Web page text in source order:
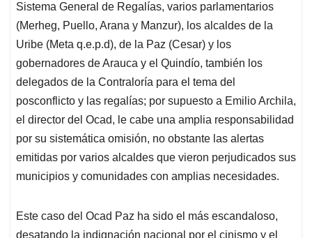
Sistema General de Regalías, varios parlamentarios
(Merheg, Puello, Arana y Manzur), los alcaldes de la
Uribe (Meta q.e.p.d), de la Paz (Cesar) y los
gobernadores de Arauca y el Quindío, también los
delegados de la Contraloría para el tema del
posconflicto y las regalías; por supuesto a Emilio Archila,
el director del Ocad, le cabe una amplia responsabilidad
por su sistemática omisión, no obstante las alertas
emitidas por varios alcaldes que vieron perjudicados sus
municipios y comunidades con amplias necesidades.
Este caso del Ocad Paz ha sido el más escandaloso,
desatando la indignación nacional por el cinismo y el